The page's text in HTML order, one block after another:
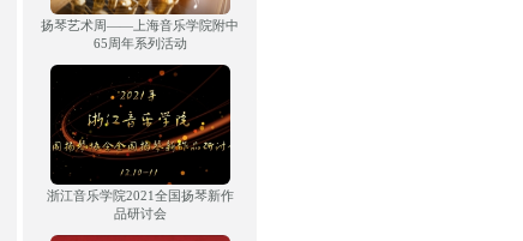
扬琴艺术周——上海音乐学院附中
65周年系列活动
浙江音乐学院2021全国扬琴新作
品研讨会